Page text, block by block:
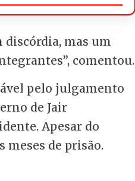
discórdia, mas um
comentou.
pelo julgamento
de Jair
Apesar do
meses de prisão.